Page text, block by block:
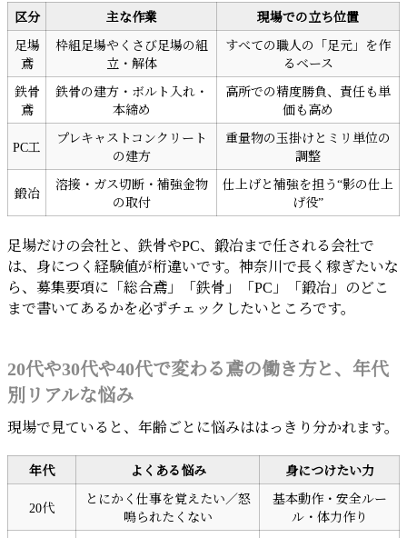
区分 主な作業 現場での立ち位置
足場
鳶
枠組足場やくさび足場の組
立・解体
すべての職人の「足元」を作
るベース
鉄骨
鳶
鉄骨の建方・ボルト入れ・
本締め
高所での精度勝負、責任も単
価も高め
PC工
プレキャストコンクリート
の建方
重量物の玉掛けとミリ単位の
調整
鍛冶
溶接・ガス切断・補強金物
の取付
仕上げと補強を担う“影の仕上
げ役”
足場だけの会社と、鉄骨やPC、鍛冶まで任される会社で
は、身につく経験値が桁違いです。神奈川で長く稼ぎたいな
ら、募集要項に「総合鳶」「鉄骨」「PC」「鍛冶」のどこ
まで書いてあるかを必ずチェックしたいところです。
20代や30代や40代で変わる鳶の働き方と、年代
別リアルな悩み
現場で見ていると、年齢ごとに悩みははっきり分かれます。
年代 よくある悩み 身につけたい力
20代
とにかく仕事を覚えたい／怒
鳴られたくない
基本動作・安全ルー
ル・体力作り